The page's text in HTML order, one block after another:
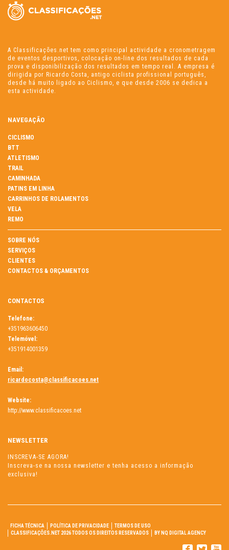
A Classificações.net tem como principal actividade a cronometragem
de eventos desportivos, colocação on-line dos resultados de cada
prova e disponibilização dos resultados em tempo real. A empresa é
dirigida por Ricardo Costa, antigo ciclista profissional português,
desde há muito ligado ao Ciclismo, e que desde 2006 se dedica a
esta actividade.
NAVEGAÇÃO
CICLISMO
BTT
ATLETISMO
TRAIL
CAMINHADA
PATINS EM LINHA
CARRINHOS DE ROLAMENTOS
VELA
REMO
SOBRE NÓS
SERVIÇOS
CLIENTES
CONTACTOS & ORÇAMENTOS
CONTACTOS
Telefone:
+351963606450
Telemóvel:
+351914001359
Email:
ricardocosta@classificacoes.net
Website:
http://www.classificacoes.net
NEWSLETTER
INSCREVA-SE AGORA!
Inscreva-se na nossa newsletter e tenha acesso a informação
exclusiva!
FICHA TÉCNICA POLÍTICA DE PRIVACIDADE
TERMOS DE USO
CLASSIFICAÇÕES.NET 2026 TODOS OS DIREITOS RESERVADOS
BY NQ DIGITAL AGENCY